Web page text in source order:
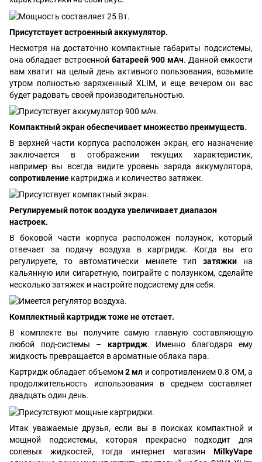
Присутствует встроенный аккумулятор.
Несмотря на достаточно компактные габариты подсистемы,
она обладает встроенной батареей 900 мАч. Данной емкости
вам хватит на целый день активного пользования, возьмите
утром полностью заряженный XLIM, и еще вечером он вас
будет радовать своей производительностью.
Компактный экран обеспечивает множество преимуществ.
В верхней части корпуса расположен экран, его назначение
заключается в отображении текущих характеристик,
например вы всегда видите уровень заряда аккумулятора,
сопротивление картриджа и количество затяжек.
Регулируемый поток воздуха увеличивает диапазон
настроек.
В боковой части корпуса расположен ползунок, который
отвечает за подачу воздуха в картридж. Когда вы его
регулируете, то автоматически меняете тип затяжкина
кальянную или сигаретную, поиграйте с ползунком, сделайте
несколько затяжек и настройте подсистему для себя.
Комплектный картридж тоже не отстает.
В комплекте вы получите самую главную составляющую
любой под-системы – картридж. Именно благодаря ему
жидкость превращается в ароматные облака пара.
Картридж обладает объемом2 мл и сопротивлением 0.8 ОМ, а
продолжительность использования в среднем составляет
двадцать один день.
Итак уважаемые друзья, если вы в поисках компактной и
мощной подсистемы, которая прекрасно подходит для
солевых жидкостей, тогда интернет магазин MilkyVape